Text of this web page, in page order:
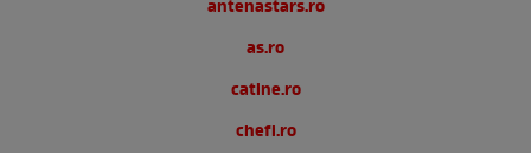
antenastars.ro
as.ro
catine.ro
chefi.ro